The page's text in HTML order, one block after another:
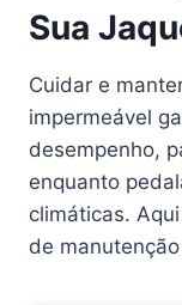
Sua
Cuidar e
impermeável
desempenho,
enquanto
climáticas.
de